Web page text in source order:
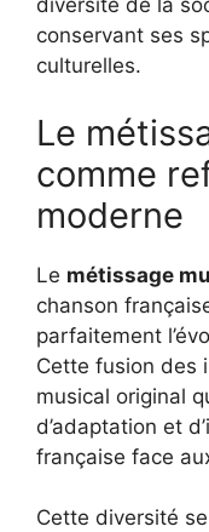
diversité de la
conservant ses
culturelles.
Le
comme
moderne
Le métissage
chanson
parfaitement
Cette fusion des
musical original
d’adaptation et
française face
Cette diversité